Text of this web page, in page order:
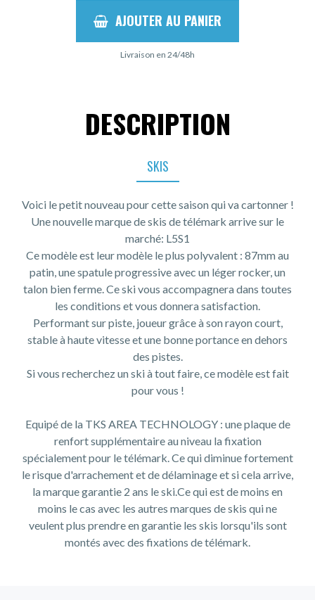
AJOUTER AU PANIER
Livraison en 24/48h
DESCRIPTION
SKIS
Voici le petit nouveau pour cette saison qui va cartonner !
Une nouvelle marque de skis de télémark arrive sur le
marché: L5S1
Ce modèle est leur modèle le plus polyvalent : 87mm au
patin, une spatule progressive avec un léger rocker, un
talon bien ferme. Ce ski vous accompagnera dans toutes
les conditions et vous donnera satisfaction.
Performant sur piste, joueur grâce à son rayon court,
stable à haute vitesse et une bonne portance en dehors
des pistes.
Si vous recherchez un ski à tout faire, ce modèle est fait
pour vous !
Equipé de la TKS AREA TECHNOLOGY : une plaque de
renfort supplémentaire au niveau la fixation
spécialement pour le télémark. Ce qui diminue fortement
le risque d'arrachement et de délaminage et si cela arrive,
la marque garantie 2 ans le ski.Ce qui est de moins en
moins le cas avec les autres marques de skis qui ne
veulent plus prendre en garantie les skis lorsqu'ils sont
montés avec des fixations de télémark.